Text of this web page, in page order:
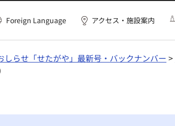
Foreign Language アクセス・施設案内
しらせ「せたがや」最新号・バックナンバー >